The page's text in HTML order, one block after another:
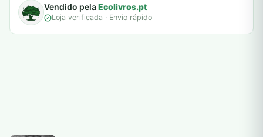
Vendido pelaEcolivros.pt
Loja verificada · Envio rápido